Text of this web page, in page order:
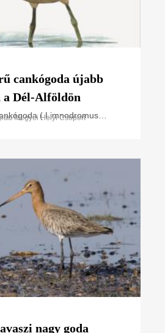
cankógoda újabb
a Dél-Alföldön
( Limnodromus
Megyei Helyi Csoport
nagy goda